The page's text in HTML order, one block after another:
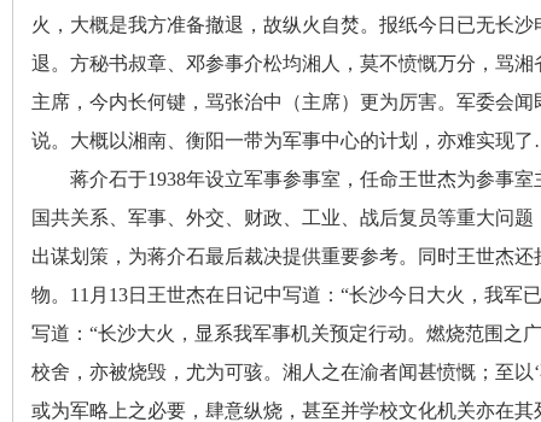
火 ， 大概是我方准备撤退，故纵火自焚。 报纸今日已无长沙
退。方秘书叔章、邓参事介松均湘人
， 莫不愤慨万分，骂湘
主席 ， 今内长何键，骂张治中（主席）更为厉害。 军委会闻
说。 大概以湘南、衡阳一带为军事中心的计划，亦难实现
蒋介石于1938年设立军事参事室 ， 任命王世杰为参事室
国共关系、军事、外交、财政、工业、战后复员等重大
出谋划策 ， 为蒋介石最后裁决提供重要参考。同时王世杰
物。11月13日王世杰在日记中写道：“长沙今日大火 ， 我军
写道：“长沙大火 ， 显系我军事机关预定行动。燃烧范围之广
校舍 ， 亦被烧毁，尤为可骇。 湘人之在渝者闻甚愤慨；至以
或为军略上之必要 ， 肆意纵烧，甚至并学校文化机关亦在其